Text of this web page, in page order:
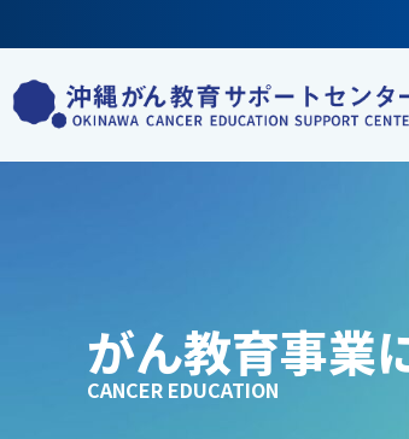
テ
ン
がん教育事業
CANCER EDUCATION